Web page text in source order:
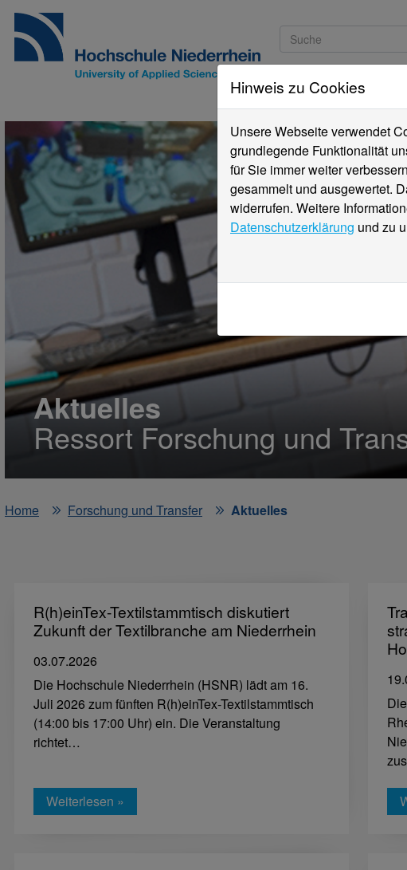
Studieninteressierte
Aktuelles
Ressort Forschung und
Home
Forschung und Transfer Aktuelles
R(h)einTex-Textilstammtisch diskutiert
Zukunft der Textilbranche am Niederrhein
03.07.2026
Die Hochschule Niederrhein (HSNR) lädt am 16.
Juli 2026 zum fünften R(h)einTex-Textilstammtisch
(14:00 bis 17:00 Uhr) ein. Die Veranstaltung
richtet…
Weiterlesen »
Hinweis zu Cookies
Unsere Webseite verwendet
grundlegende Funktionalität
für Sie immer weiter
gesammelt und ausgewertet.
widerrufen. Weitere
Datenschutzerklärung und zu